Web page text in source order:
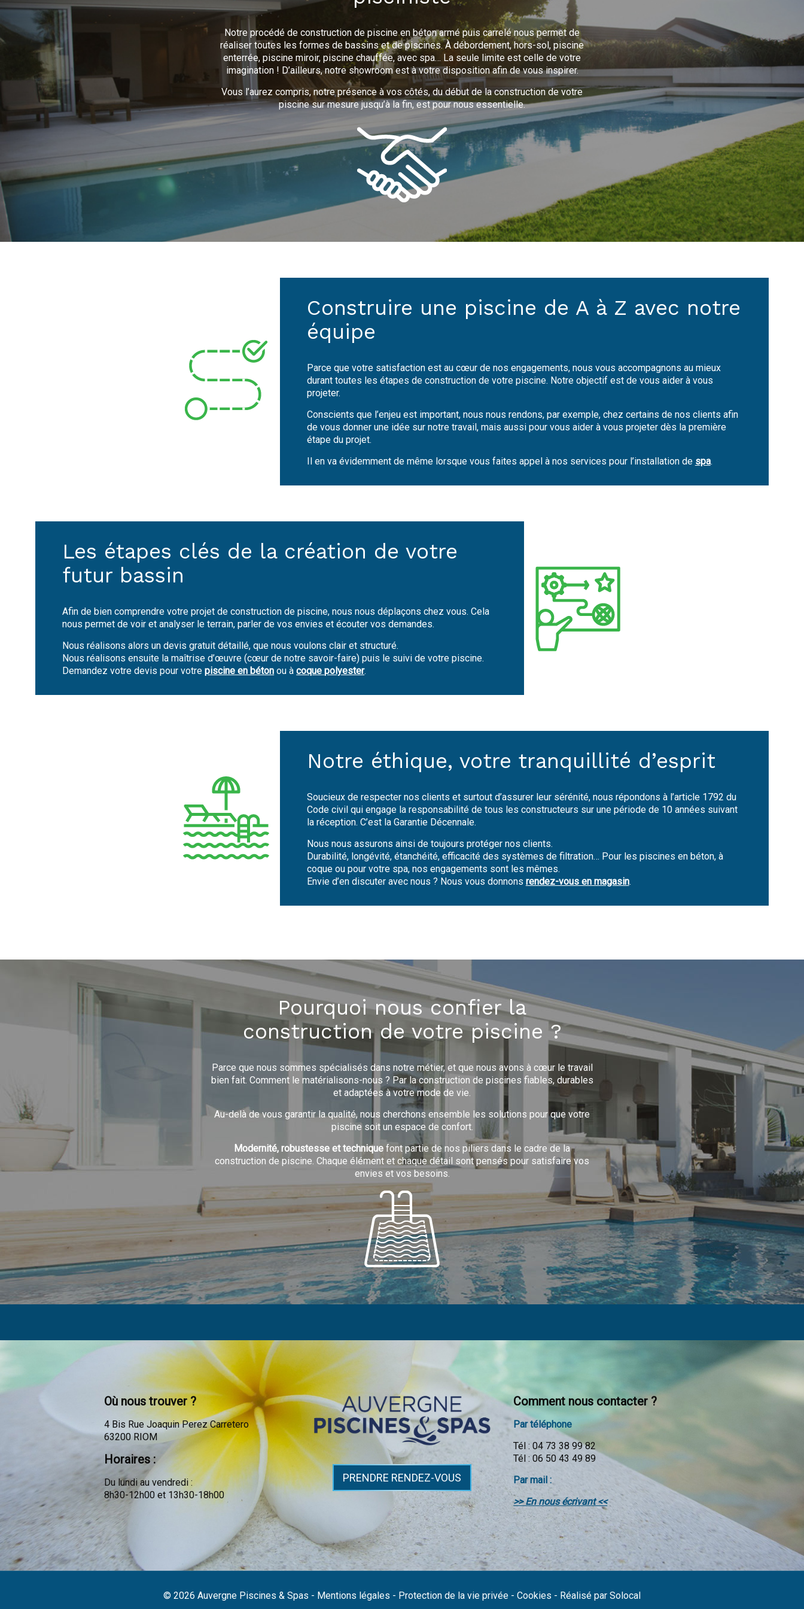
Notre procédé de construction de piscine en béton armé puis carrelé nous permet de
réaliser toutes les formes de bassins et de piscines. À débordement, hors-sol, piscine
enterrée, piscine miroir, piscine chauffée, avec spa… La seule limite est celle de votre
imagination ! D’ailleurs, notre showroom est à votre disposition afin de vous inspirer.
Vous l’aurez compris, notre présence à vos côtés, du début de la construction de votre
piscine sur mesure jusqu’à la fin, est pour nous essentielle.
Construire une piscine de A à Z avec notre
équipe
Parce que votre satisfaction est au cœur de nos engagements, nous vous accompagnons au mieux
durant toutes les étapes de construction de votre piscine. Notre objectif est de vous aider à vous
projeter.
Conscients que l’enjeu est important, nous nous rendons, par exemple, chez certains de nos clients afin
de vous donner une idée sur notre travail, mais aussi pour vous aider à vous projeter dès la première
étape du projet.
Il en va évidemment de même lorsque vous faites appel à nos services pour l’installation de spa.
Les étapes clés de la création de votre
futur bassin
Afin de bien comprendre votre projet de construction de piscine, nous nous déplaçons chez vous. Cela
nous permet de voir et analyser le terrain, parler de vos envies et écouter vos demandes.
Nous réalisons alors un devis gratuit détaillé, que nous voulons clair et structuré.
Nous réalisons ensuite la maîtrise d’œuvre (cœur de notre savoir-faire) puis le suivi de votre piscine.
Demandez votre devis pour votrepiscine en béton ou àcoque polyester.
Notre éthique, votre tranquillité d’esprit
Soucieux de respecter nos clients et surtout d’assurer leur sérénité, nous répondons à l’article 1792 du
Code civil qui engage la responsabilité de tous les constructeurs sur une période de 10 années suivant
la réception. C’est la Garantie Décennale.
Nous nous assurons ainsi de toujours protéger nos clients.
Durabilité, longévité, étanchéité, efficacité des systèmes de filtration… Pour les piscines en béton, à
coque ou pour votre spa, nos engagements sont les mêmes.
Envie d’en discuter avec nous ? Nous vous donnons rendez-vous en magasin.
Pourquoi nous confier la
construction de votre piscine ?
Parce que nous sommes spécialisés dans notre métier, et que nous avons à cœur le travail
bien fait. Comment le matérialisons-nous ? Par la construction de piscines fiables, durables
et adaptées à votre mode de vie.
Au-delà de vous garantir la qualité, nous cherchons ensemble les solutions pour que votre
piscine soit un espace de confort.
Modernité, robustesse et technique font partie de nos piliers dans le cadre de la
construction de piscine. Chaque élément et chaque détail sont pensés pour satisfaire vos
envies et vos besoins.
Où nous trouver ?
4 Bis Rue Joaquin Perez Carretero
63200 RIOM
Horaires :
Du lundi au vendredi :
8h30-12h00 et 13h30-18h00
PRENDRE RENDEZ-VOUS
Comment nous contacter ?
Par téléphone
Tél : 04 73 38 99 82
Tél : 06 50 43 49 89
Par mail :
>> En nous écrivant <<
© 2026 Auvergne Piscines & Spas - Mentions légales - Protection de la vie privée- Cookies - Réalisé par Solocal